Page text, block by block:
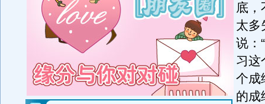
底，
太多
说：
习这
个成
的成